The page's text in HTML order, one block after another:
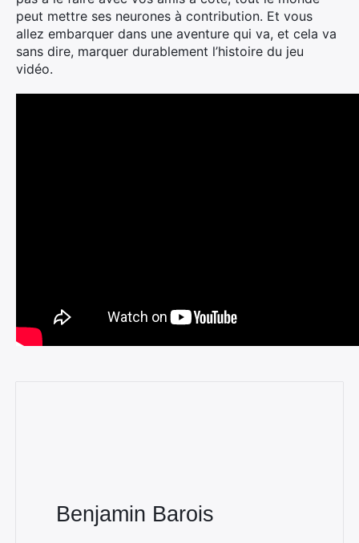
peut mettre ses neurones à contribution. Et vous
allez embarquer dans une aventure qui va, et cela va
sans dire, marquer durablement l’histoire du jeu
vidéo.
Benjamin Barois
Rechercher